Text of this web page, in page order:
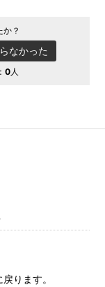
か？
なかった
0 人
ります。